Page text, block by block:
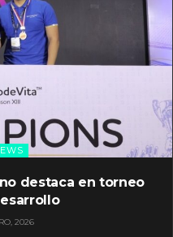
destaca en torneo
2026